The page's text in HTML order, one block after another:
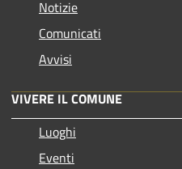
Notizie
Comunicati
Avvisi
VIVERE IL COMUNE
Luoghi
Eventi